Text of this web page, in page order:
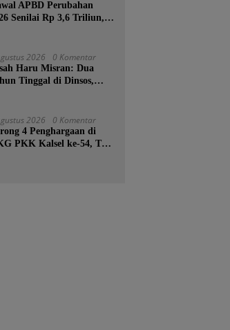
APBD Perubahan
Senilai Rp 3,6 Triliun,
2026 0 Komentar
Haru Misran: Dua
Tinggal di Dinsos,
2026 0 Komentar
4 Penghargaan di
PKK Kalsel ke-54, TP